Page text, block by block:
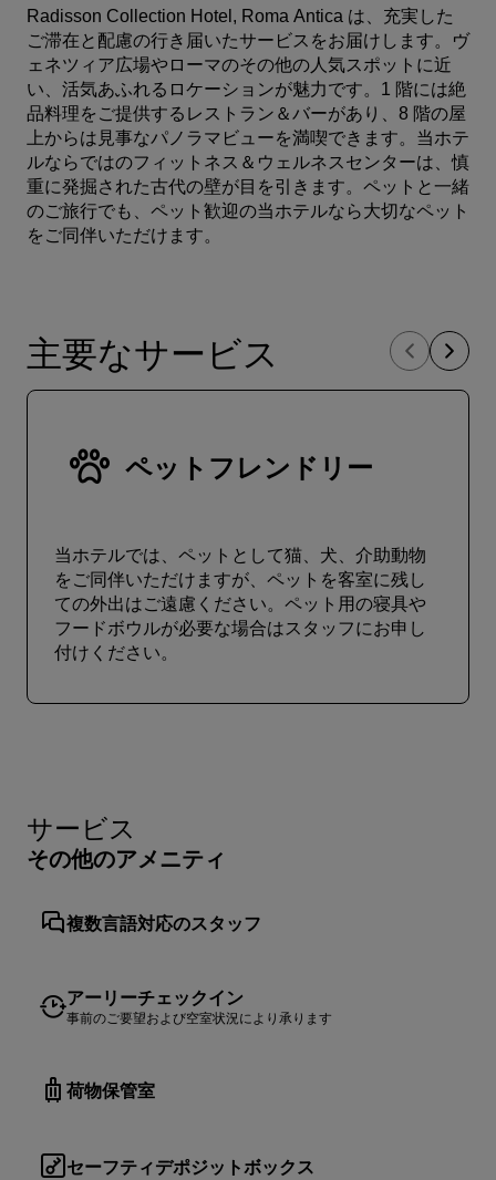
Radisson Collection Hotel, Roma Antica は、充実した
ご滞在と配慮の行き届いたサービスをお届けします。ヴ
ェネツィア広場やローマのその他の人気スポットに近
い、活気あふれるロケーションが魅力です。1 階には絶
品料理をご提供するレストラン＆バーがあり、8 階の屋
上からは見事なパノラマビューを満喫できます。当ホテ
ルならではのフィットネス＆ウェルネスセンターは、慎
重に発掘された古代の壁が目を引きます。ペットと一緒
のご旅行でも、ペット歓迎の当ホテルなら大切なペット
をご同伴いただけます。
主要なサービス
ペットフレンドリー
当ホテルでは、ペットとして猫、犬、介助動物
をご同伴いただけますが、ペットを客室に残し
ての外出はご遠慮ください。ペット用の寝具や
フードボウルが必要な場合はスタッフにお申し
付けください。
サービス
その他のアメニティ
複数言語対応のスタッフ
アーリーチェックイン
事前のご要望および空室状況により承ります
荷物保管室
セーフティデポジットボックス